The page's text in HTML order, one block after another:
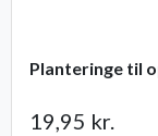
19,95 kr.